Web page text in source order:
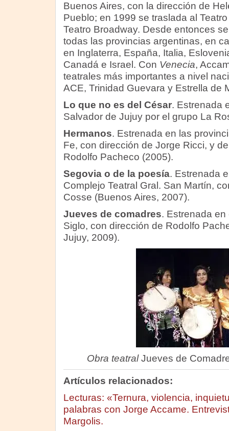
Buenos Aires, con la dirección de
Pueblo; en 1999 se traslada al
Teatro Broadway. Desde entonces
todas las provincias argentinas, en
en Inglaterra, España, Italia,
Canadá e Israel. Con Venecia,
teatrales más importantes a nivel
ACE, Trinidad Guevara y Estrella de
Lo que no es del César. Estrenada
Salvador de Jujuy por el grupo La
Hermanos. Estrenada en las
Fe, con dirección de Jorge Ricci, y
Rodolfo Pacheco (2005).
Segovia o de la poesía. Estrenada
Complejo Teatral Gral. San Martín,
Cosse (Buenos Aires, 2007).
Jueves de comadres. Estrenada en
Siglo, con dirección de Rodolfo
Jujuy, 2009).
Obra teatralJueves de
Artículos relacionados:
Lecturas: «Ternura, violencia,
palabras con Jorge Accame.
Margolis.